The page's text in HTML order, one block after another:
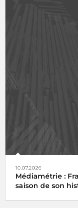
10.07.2026
Médiamétrie :
saison de son